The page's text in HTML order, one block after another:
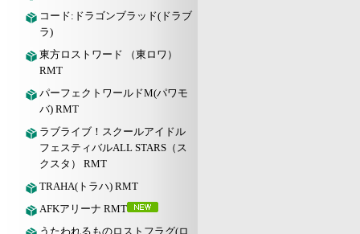
コード:ドラゴンブラッド(ドラブ
ラ)
東方ロストワード （東ロワ）
RMT
パーフェクトワールドM(パワモ
バ) RMT
ラブライブ！スクールアイドル
フェスティバルALL STARS（ス
クスタ） RMT
TRAHA(トラハ) RMT
AFKアリーナ RMT
うたわれるものロストフラグ(ロ